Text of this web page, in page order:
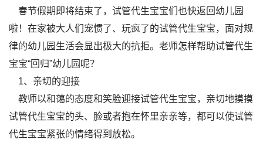
春节假期即将结束了，试管代生宝宝们也快返回幼儿园
啦！在家被大人们宠惯了、玩疯了的试管代生宝宝，面对规
律的幼儿园生活会显出极大的抗拒。老师怎样帮助试管代生
宝宝“回归”幼儿园呢？
1、亲切的迎接
教师以和蔼的态度和笑脸迎接试管代生宝宝，亲切地摸摸
试管代生宝宝的头、脸或者抱在怀里亲亲等，都可以使试管
代生宝宝紧张的情绪得到放松。